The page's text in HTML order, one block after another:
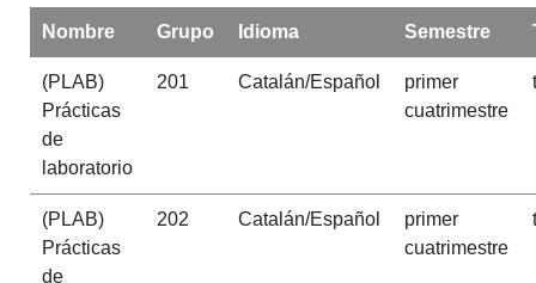
Nombre Grupo Idioma Semestre
(PLAB)
Prácticas
de
laboratorio
201 Catalán/Español
primer
cuatrimestre
(PLAB)
Prácticas
de
202 Catalán/Español
primer
cuatrimestre